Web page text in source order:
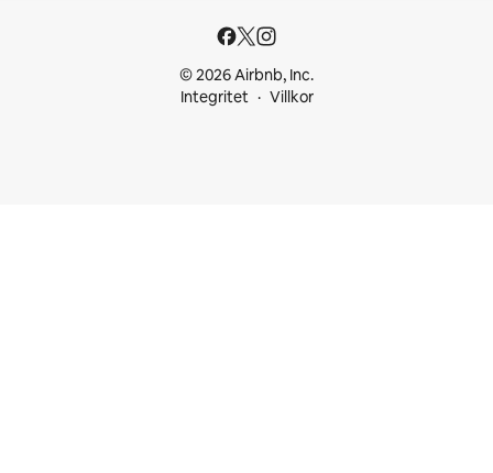
© 2026 Airbnb, Inc.
Integritet
Villkor